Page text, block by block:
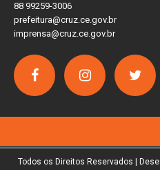
88 99259-3006
prefeitura@cruz.ce.gov.br
imprensa@cruz.ce.gov.br
Todos os Direitos Reservados |